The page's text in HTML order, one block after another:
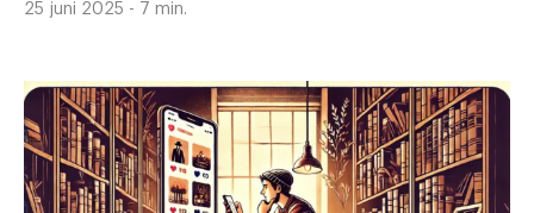
25 juni 2025 - 7 min.